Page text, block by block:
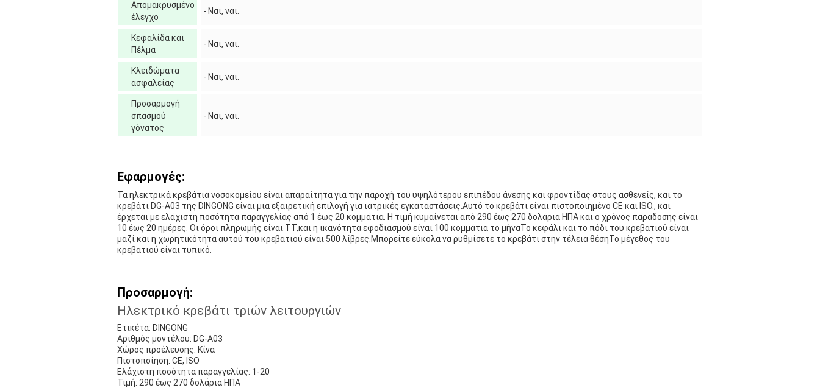
Απομακρυσμένο
έλεγχο
- Ναι, ναι.
Κεφαλίδα και
Πέλμα
- Ναι, ναι.
Κλειδώματα
ασφαλείας
- Ναι, ναι.
Προσαρμογή
σπασμού
γόνατος
- Ναι, ναι.
Εφαρμογές:
Τα ηλεκτρικά κρεβάτια νοσοκομείου είναι απαραίτητα για την παροχή του υψηλότερου επιπέδου άνεσης και φροντίδας στους ασθενείς, και το
κρεβάτι DG-A03 της DINGONG είναι μια εξαιρετική επιλογή για ιατρικές εγκαταστάσεις.Αυτό το κρεβάτι είναι πιστοποιημένο CE και ISO., και
έρχεται με ελάχιστη ποσότητα παραγγελίας από 1 έως 20 κομμάτια. Η τιμή κυμαίνεται από 290 έως 270 δολάρια ΗΠΑ και ο χρόνος παράδοσης είναι
10 έως 20 ημέρες. Οι όροι πληρωμής είναι TT,και η ικανότητα εφοδιασμού είναι 100 κομμάτια το μήναΤο κεφάλι και το πόδι του κρεβατιού είναι
μαζί και η χωρητικότητα αυτού του κρεβατιού είναι 500 λίβρες.Μπορείτε εύκολα να ρυθμίσετε το κρεβάτι στην τέλεια θέσηΤο μέγεθος του
κρεβατιού είναι τυπικό.
Προσαρμογή:
Ηλεκτρικό κρεβάτι τριών λειτουργιών
Ετικέτα: DINGONG
Αριθμός μοντέλου: DG-A03
Χώρος προέλευσης: Κίνα
Πιστοποίηση: CE, ISO
Ελάχιστη ποσότητα παραγγελίας: 1-20
Τιμή: 290 έως 270 δολάρια ΗΠΑ